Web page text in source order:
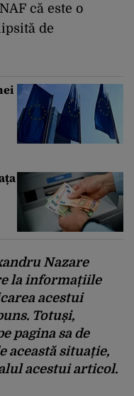
că este o
de
Nazare
la informațiile
acestui
Totuși,
pagina sa de
această situație,
acestui articol.